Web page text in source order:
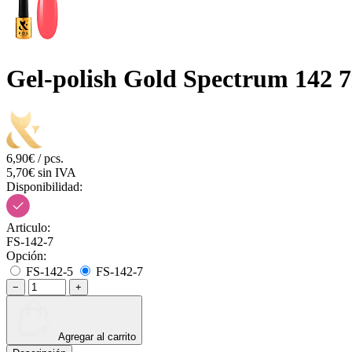
Gel-polish Gold Spectrum 142
6,90€ / pcs.
5,70€ sin IVA
Disponibilidad:
Articulo:
FS-142-7
Opción:
FS-142-5
FS-142-7
− +
Agregar al carrito